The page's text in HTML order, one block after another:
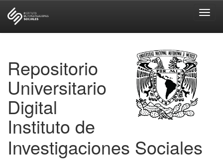
Repositorio
Universitario
Digital
Instituto de
Investigaciones Sociales